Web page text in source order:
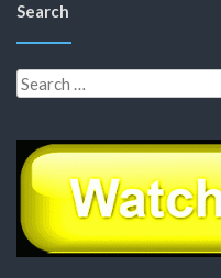
Search